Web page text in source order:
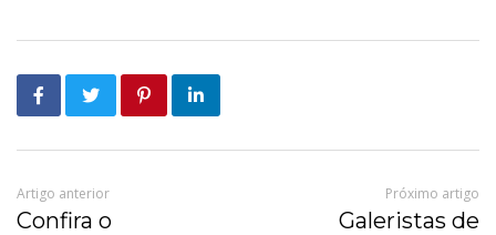
Artigo anterior
Confira o
Próximo artigo
Galeristas de